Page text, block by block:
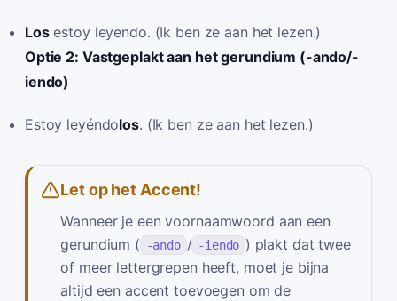
Losestoy leyendo. (Ik ben ze aan het lezen.)
Optie 2: Vastgeplakt aan het gerundium (-ando/-
iendo)
Estoy leyéndolos. (Ik ben ze aan het lezen.)
Let op het Accent!
Wanneer je een voornaamwoord aan een
gerundium (
-ando / -iendo ) plakt dat twee
of meer lettergrepen heeft, moet je bijna
altijd een accent toevoegen om de